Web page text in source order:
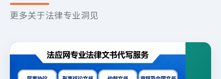
更多关于法律专业洞见